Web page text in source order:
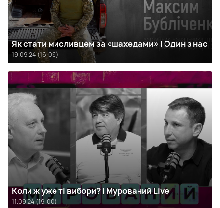
Як стати мисливцем за «шахедами» | Один з нас
19.09.24 (16:09)
Коли ж уже ті вибори? | Мурований Live
11.09.24 (19:00)